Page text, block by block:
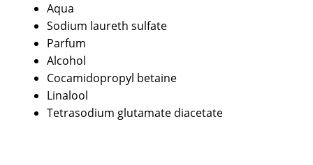
Aqua
Sodium laureth sulfate
Parfum
Alcohol
Cocamidopropyl betaine
Linalool
Tetrasodium glutamate diacetate